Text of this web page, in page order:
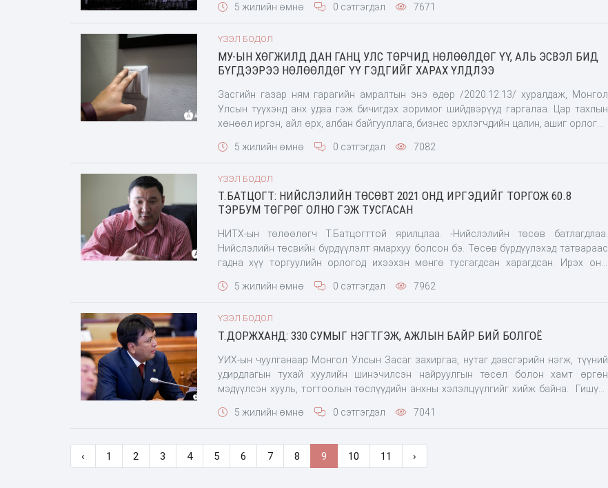
5 жилийн өмнө 0 сэтгэгдэл 7671
ҮЗЭЛ БОДОЛ
МУ-ЫН ХӨГЖИЛД ДАН ГАНЦ УЛС ТӨРЧИД НӨЛӨӨЛДӨГ ҮҮ, АЛЬ ЭСВЭЛ БИД
БҮГДЭЭРЭЭ НӨЛӨӨЛДӨГ ҮҮ ГЭДГИЙГ ХАРАХ ҮЛДЛЭЭ
Засгийн газар ням гарагийн амралтын энэ өдөр /2020.12.13/ хуралдаж, Монгол
Улсын түүхэнд анх удаа гэж бичигдэх зоримог шийдвэрүүд гаргалаа. Цар тахлын
хөнөөл иргэн, айл өрх, албан байгууллага, бизнес эрхлэгчдийн цалин, ашиг орлогод
5 жилийн өмнө
0 сэтгэгдэл 7082
ҮЗЭЛ БОДОЛ
Т.БАТЦОГТ: НИЙСЛЭЛИЙН ТӨСӨВТ 2021 ОНД ИРГЭДИЙГ ТОРГОЖ 60.8
ТЭРБУМ ТӨГРӨГ ОЛНО ГЭЖ ТУСГАСАН
НИТХ-ын төлөөлөгч Т.Батцогттой ярилцлаа. -Нийслэлийн төсөв батлагдлаа.
Нийслэлийн төсвийн бүрдүүлэлт ямархуу болсон бэ. Төсөв бүрдүүлэхэд татвараас
гадна хүү торгуулийн орлогод ихээхэн мөнгө тусгагдсан харагдсан. Ирэх оны
шүүмжлэлтэй хандах хэсэг
5 жилийн өмнө 0 сэтгэгдэл 7962
ҮЗЭЛ БОДОЛ
Т.ДОРЖХАНД: 330 СУМЫГ НЭГТГЭЖ, АЖЛЫН БАЙР БИЙ БОЛГОЁ
УИХ-ын чуулганаар Монгол Улсын Засаг захиргаа, нутаг дэвсгэрийн нэгж, түүний
удирдлагын тухай хуулийн шинэчилсэн найруулгын төсөл болон хамт өргөн
мэдүүлсэн хууль, тогтоолын төслүүдийн анхны хэлэлцүүлгийг хийж байна. Гишүүд
дэвсгэр түүний нэгжийн тухай хууль бол маш
5 жилийн өмнө 0 сэтгэгдэл 7041
‹ 1 2 3 4 5 6 7 8 9 10 11 ›